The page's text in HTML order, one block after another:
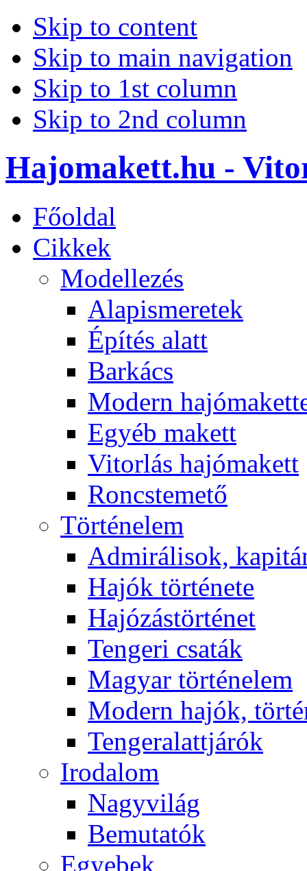
Skip to content
Skip to main navigation
Skip to 1st column
Skip to 2nd column
Hajomakett.hu -
Főoldal
Cikkek
Modellezés
Alapismeretek
Építés alatt
Barkács
Modern
Egyéb makett
Vitorlás hajómakett
Roncstemető
Történelem
Admirálisok,
Hajók története
Hajózástörténet
Tengeri csaták
Magyar történelem
Modern hajók,
Tengeralattjárók
Irodalom
Nagyvilág
Bemutatók
Egyebek